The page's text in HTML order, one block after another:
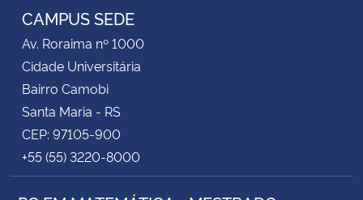
CAMPUS SEDE
Av. Roraima nº 1000
Cidade Universitária
Bairro Camobi
Santa Maria - RS
CEP: 97105-900
+55 (55) 3220-8000